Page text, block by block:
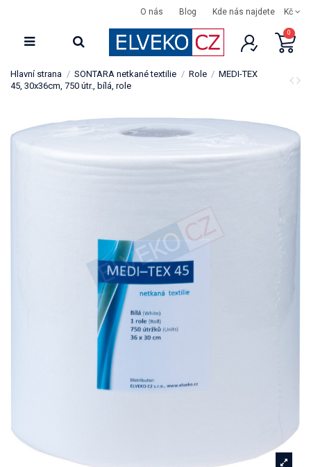
O nás Blog Kde nás najdete Kč
0
Hlavní strana SONTARA netkané textilie Role
MEDI-TEX
45, 30x36cm, 750 útr., bílá, role